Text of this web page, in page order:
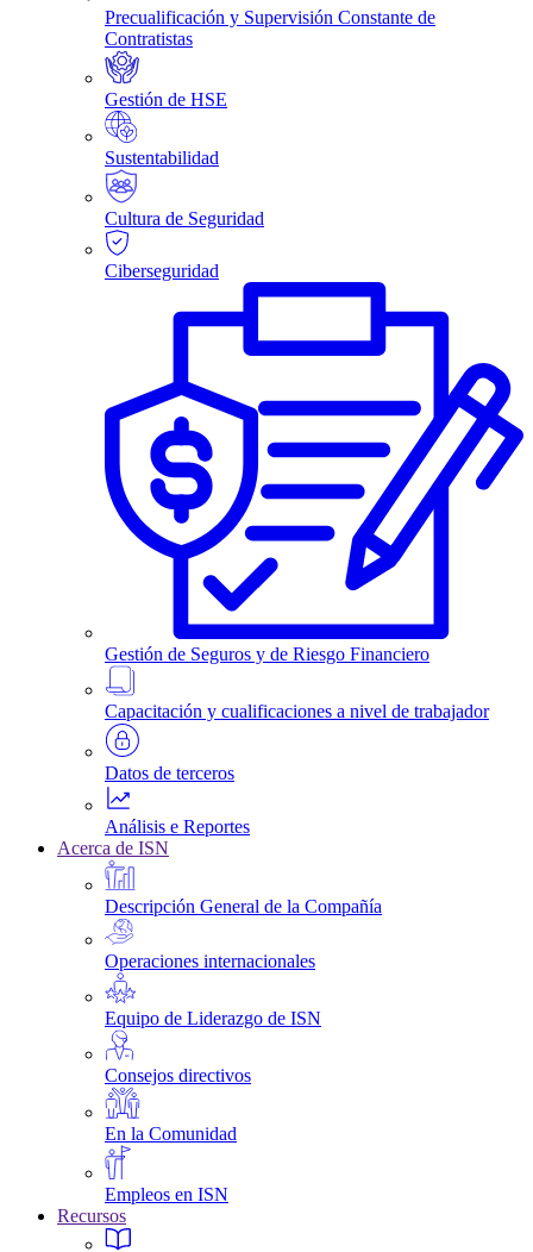
Precualificación y Supervisión Constante de
Contratistas
Gestión de HSE
Sustentabilidad
Cultura de Seguridad
Ciberseguridad
Gestión de Seguros y de Riesgo Financiero
Capacitación y cualificaciones a nivel de trabajador
Datos de terceros
Análisis e Reportes
Acerca de ISN
Descripción General de la Compañía
Operaciones internacionales
Equipo de Liderazgo de ISN
Consejos directivos
En la Comunidad
Empleos en ISN
Recursos